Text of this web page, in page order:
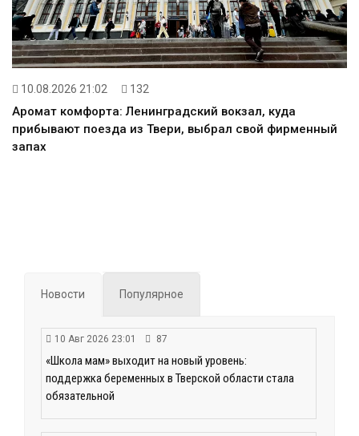
10.08.2026 21:02 132
Аромат комфорта: Ленинградский вокзал, куда
прибывают поезда из Твери, выбрал свой фирменный
запах
Новости Популярное
10 Авг 2026 23:01 87
«Школа мам» выходит на новый уровень:
поддержка беременных в Тверской области стала
обязательной